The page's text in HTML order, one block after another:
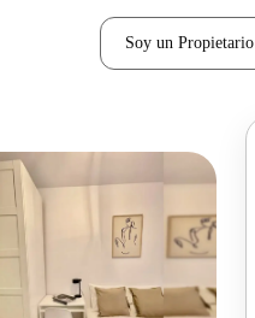
Soy un Propietario